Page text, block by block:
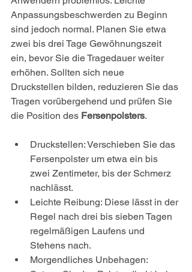
Anpassungsbeschwerden zu Beginn
sind jedoch normal. Planen Sie etwa
zwei bis drei Tage Gewöhnungszeit
ein, bevor Sie die Tragedauer weiter
erhöhen. Sollten sich neue
Druckstellen bilden, reduzieren Sie das
Tragen vorübergehend und prüfen Sie
die Position des Fersenpolsters.
Druckstellen: Verschieben Sie das
Fersenpolster um etwa ein bis
zwei Zentimeter, bis der Schmerz
nachlässt.
Leichte Reibung: Diese lässt in der
Regel nach drei bis sieben Tagen
regelmäßigen Laufens und
Stehens nach.
Morgendliches Unbehagen: